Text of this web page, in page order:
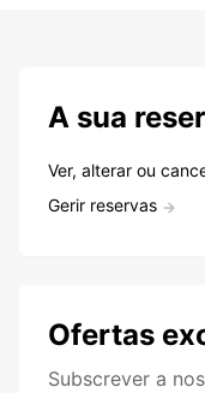
A sua
Ver, alterar ou
Gerir reservas
Ofertas
Subscrever a